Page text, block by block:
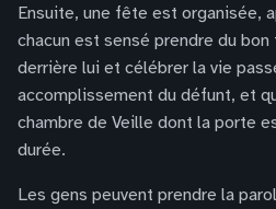
Ensuite, une fête est organisée,
chacun est sensé prendre du
derrière lui et célébrer la vie
accomplissement du défunt, et
chambre de Veille dont la porte
durée.
Les gens peuvent prendre la